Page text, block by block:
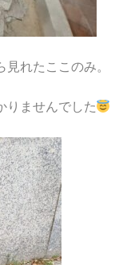
れたここのみ。
りませんでした